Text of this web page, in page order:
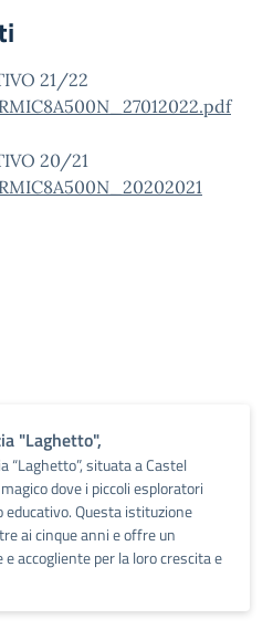
21/22
20/21
"Laghetto",
“Laghetto”, situata a Castel
dove i piccoli esploratori
educativo. Questa istituzione
ai cinque anni e offre un
accogliente per la loro crescita e